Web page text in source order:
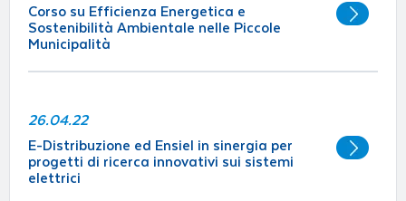
Corso su Efficienza Energetica e
Sostenibilità Ambientale nelle Piccole
Municipalità
26.04.22
E-Distribuzione ed Ensiel in sinergia per
progetti di ricerca innovativi sui sistemi
elettrici